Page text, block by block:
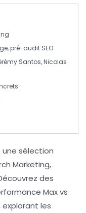
pré-audit SEO
Santos, Nicolas
sélection
Marketing,
des
Max vs
explorant les